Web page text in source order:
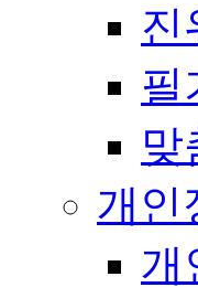
진
필
맞
개인
개